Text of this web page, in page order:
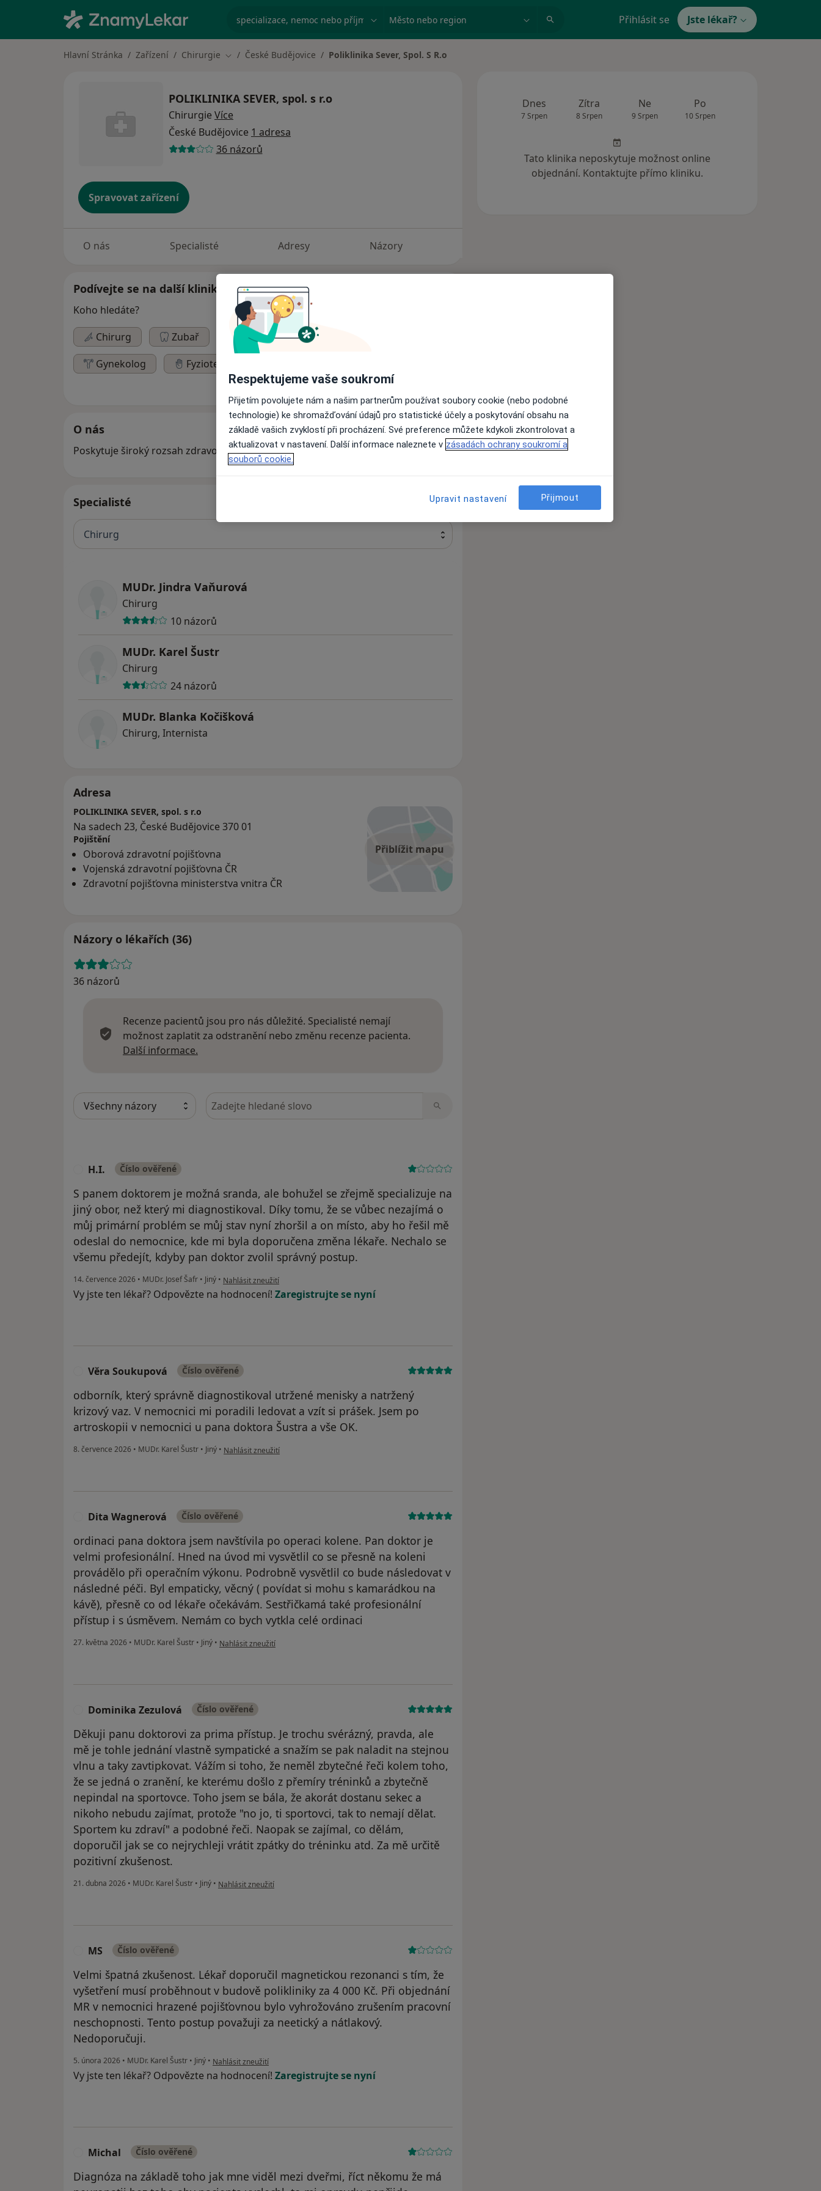
specializace, nemoc nebo příjmení Město nebo region Přihlásit se Jste lékař?
Hlavní Stránka Zařízení Chirurgie Změna města
České Budějovice Poliklinika Sever, Spol. S R.o
POLIKLINIKA SEVER, spol. s r.o
Chirurgie Více
České Budějovice 1 adresa
36 názorů
Spravovat zařízení
O nás Specialisté Adresy Názory
Podívejte se na další kliniky
Koho hledáte?
Chirurg
Zubař Ortoped
Gynekolog
Fyzioterapeut
O nás
Poskytuje široký rozsah zdravotnických služeb.
Specialisté Ověřte svou pojišťovnu
Chirurg
MUDr. Jindra Vaňurová
Chirurg
10 názorů
MUDr. Karel Šustr
Chirurg
24 názorů
MUDr. Blanka Kočišková
Chirurg, Internista
Adresa
Přiblížit mapu
POLIKLINIKA SEVER, spol. s r.o
Na sadech 23, České Budějovice 370 01
Pojištění
Oborová zdravotní pojišťovna
Vojenská zdravotní pojišťovna ČR
Zdravotní pojišťovna ministerstva vnitra ČR
Názory o lékařích (36)
36 názorů
Recenze pacientů jsou pro nás důležité. Specialisté nemají
možnost zaplatit za odstranění nebo změnu recenze pacienta.
Další informace.
Hledejte v názorech
H.I. Číslo ověřené
S panem doktorem je možná sranda, ale bohužel se zřejmě specializuje na
jiný obor, než který mi diagnostikoval. Díky tomu, že se vůbec nezajímá o
můj primární problém se můj stav nyní zhoršil a on místo, aby ho řešil mě
odeslal do nemocnice, kde mi byla doporučena změna lékaře. Nechalo se
všemu předejít, kdyby pan doktor zvolil správný postup.
14. července 2026 • MUDr. Josef Šafr • Jiný • podle názoru uživatele H.I.
Nahlásit zneužití
Vy jste ten lékař? Odpovězte na hodnocení! Zaregistrujte se nyní
Věra Soukupová Číslo ověřené
odborník, který správně diagnostikoval utržené menisky a natržený
krizový vaz. V nemocnici mi poradili ledovat a vzít si prášek. Jsem po
artroskopii v nemocnici u pana doktora Šustra a vše OK.
8. července 2026 • MUDr. Karel Šustr • Jiný • podle názoru uživatele Věra Soukupová
Nahlásit zneužití
Dita Wagnerová Číslo ověřené
ordinaci pana doktora jsem navštívila po operaci kolene. Pan doktor je
velmi profesionální. Hned na úvod mi vysvětlil co se přesně na koleni
provádělo při operačním výkonu. Podrobně vysvětlil co bude následovat v
následné péči. Byl empaticky, věcný ( povídat si mohu s kamarádkou na
kávě), přesně co od lékaře očekávám. Sestřičkamá také profesionální
přístup i s úsměvem. Nemám co bych vytkla celé ordinaci
27. května 2026 • MUDr. Karel Šustr • Jiný • podle názoru uživatele Dita Wagnerová
Nahlásit zneužití
Dominika Zezulová Číslo ověřené
Děkuji panu doktorovi za prima přístup. Je trochu svérázný, pravda, ale
mě je tohle jednání vlastně sympatické a snažím se pak naladit na stejnou
vlnu a taky zavtipkovat. Vážím si toho, že neměl zbytečné řeči kolem toho,
že se jedná o zranění, ke kterému došlo z přemíry tréninků a zbytečně
nepindal na sportovce. Toho jsem se bála, že akorát dostanu sekec a
nikoho nebudu zajímat, protože "no jo, ti sportovci, tak to nemají dělat.
Sportem ku zdraví" a podobné řeči. Naopak se zajímal, co dělám,
doporučil jak se co nejrychleji vrátit zpátky do tréninku atd. Za mě určitě
pozitivní zkušenost.
21. dubna 2026 • MUDr. Karel Šustr • Jiný • podle názoru uživatele Dominika Zezulová
Nahlásit zneužití
MS Číslo ověřené
Velmi špatná zkušenost. Lékař doporučil magnetickou rezonanci s tím, že
vyšetření musí proběhnout v budově polikliniky za 4 000 Kč. Při objednání
MR v nemocnici hrazené pojišťovnou bylo vyhrožováno zrušením pracovní
neschopnosti. Tento postup považuji za neetický a nátlakový.
Nedoporučuji.
5. února 2026 • MUDr. Karel Šustr • Jiný • podle názoru uživatele MS
Nahlásit zneužití
Vy jste ten lékař? Odpovězte na hodnocení! Zaregistrujte se nyní
Michal Číslo ověřené
Diagnóza na základě toho jak mne viděl mezi dveřmi, říct někomu že má
Dnes
7 Srpen
Zítra
8 Srpen
Ne
9 Srpen
Po
10 Srpen
Tato klinika neposkytuje možnost online
objednání. Kontaktujte přímo kliniku.
Respektujeme vaše soukromí
Přijetím povolujete nám a našim partnerům používat soubory cookie (nebo podobné
technologie) ke shromažďování údajů pro statistické účely a poskytování obsahu na
základě vašich zvyklostí při procházení. Své preference můžete kdykoli zkontrolovat a
aktualizovat v nastavení. Další informace naleznete v zásadách ochrany soukromí a
souborů cookie.
Upravit nastavení Přijmout